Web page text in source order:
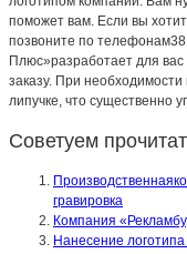
поможет вам. Если вы
позвоните по
Плюс»разработает для
заказу. При
липучке, что существенно
Советуем
гравировка
Компания
Нанесение логотипа